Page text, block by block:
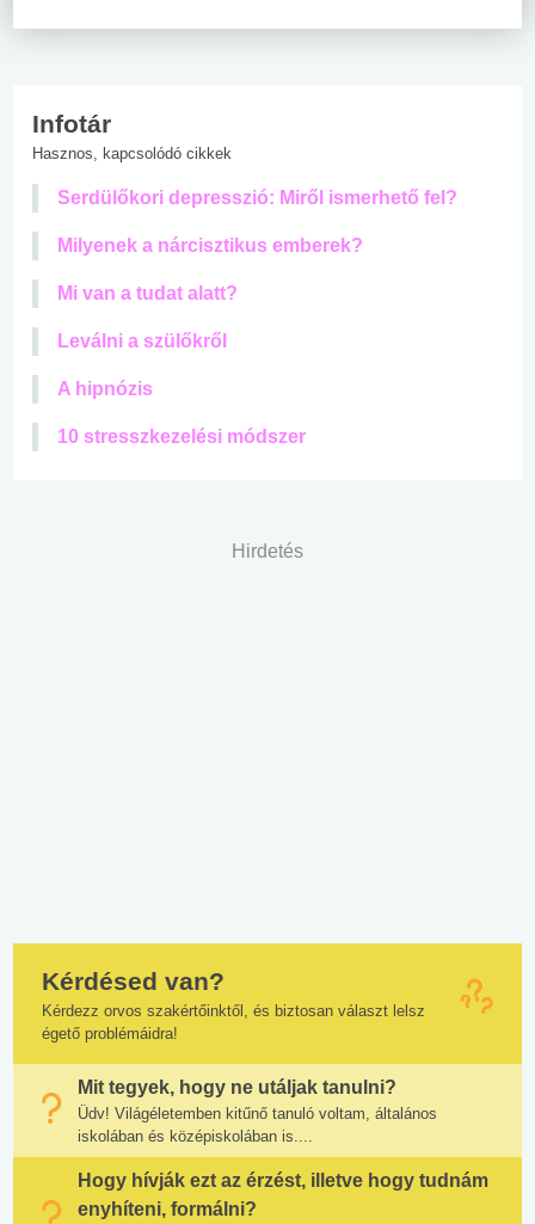
Infotár
Hasznos, kapcsolódó cikkek
Serdülőkori depresszió: Miről ismerhető fel?
Milyenek a nárcisztikus emberek?
Mi van a tudat alatt?
Leválni a szülőkről
A hipnózis
10 stresszkezelési módszer
Hirdetés
Kérdésed van?
Kérdezz orvos szakértőinktől, és biztosan választ lelsz
égető problémáidra!
Mit tegyek, hogy ne utáljak tanulni?
Üdv! Világéletemben kitűnő tanuló voltam, általános
iskolában és középiskolában is....
Hogy hívják ezt az érzést, illetve hogy tudnám
enyhíteni, formálni?